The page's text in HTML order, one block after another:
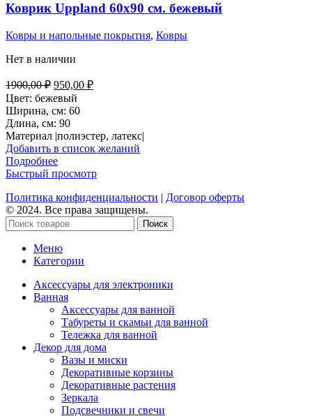
Коврик Uppland 60х90 см. бежевый
Ковры и напольные покрытия, Ковры
Нет в наличии
1900,00₽ Первоначальная
цена
составляла
1900,00 ₽.
950,00 ₽Текущая
Цвет: бежевый
Ширина, см: 60
Длина, см: 90
Материал |полиэстер, латекс|
Добавить в список желаний
Подробнее
Быстрый просмотр
Политика конфиденциальности | Договор оферты
© 2024. Все права защищены.
Поиск
Меню
Категории
Аксессуары для электроники
Ванная
Аксессуары для ванной
Табуреты и скамьи для ванной
Тележка для ванной
Декор для дома
Вазы и миски
Декоративные корзины
Декоративные растения
Зеркала
Подсвечники и свечи